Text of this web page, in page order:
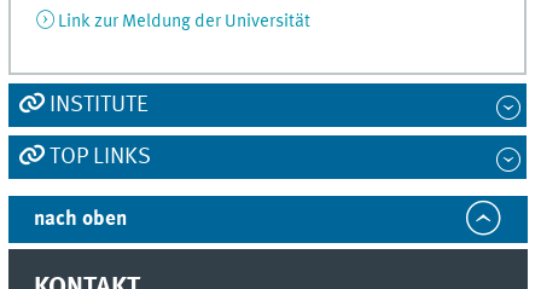
Link zur Meldung der Universität
INSTITUTE
TOP LINKS
nach oben